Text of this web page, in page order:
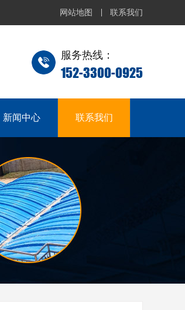
网站地图 联系我们
服务热线：
152-3300-0925
新闻中心 联系我们